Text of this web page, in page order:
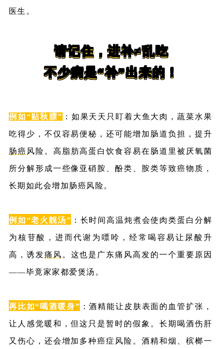
医生。
请记住，进补≠乱吃
不少病是“补”出来的！
例如“贴秋膘” ：如果天天只盯着大鱼大肉，蔬菜水果
吃得少，不仅容易便秘，还可能增加肠道负担，提升
肠癌 风险。高脂肪高蛋白饮食容易在肠道里被厌氧菌
所分解形成一些像亚硝胺、酚类、胺类等致癌物质，
长期如此会增加肠癌风险。
例如“老火靓汤” ：长时间高温炖煮会使肉类蛋白分解
为核苷酸，进而代谢为嘌呤，经常喝容易让尿酸升
高，诱发痛风 。这也是广东痛风高发的一个重要原因
——毕竟家家都爱煲汤。
再比如“喝酒暖身” ：酒精能让皮肤表面的血管扩张，
让人感觉暖和，但这只是暂时的假象。长期喝酒伤肝
又伤心，还会增加多种癌症风险。酒精和烟、槟榔一